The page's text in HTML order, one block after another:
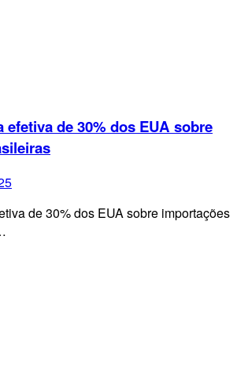
efetiva de 30% dos EUA sobre
de 30% dos EUA sobre importações